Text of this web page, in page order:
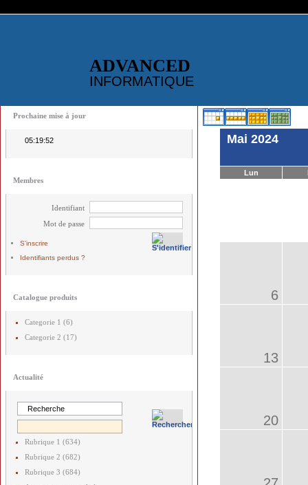
ADVANCED
INFORMATIQUE
Prochaine mise à jour
05:19:52
Membres
Identifiant
Mot de passe
S'inscrire
Identifiants perdus ?
Catalogue produits
Categorie 1 (6)
Categorie 2 (17)
Actualité
Rubrique 1 (634)
Rubrique 2 (682)
Rubrique 3 (684)
Mai 2024
Lun
6
13
20